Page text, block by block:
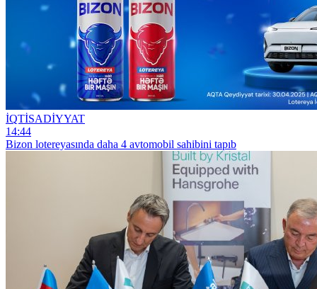
İQTİSADİYYAT
14:44
Bizon lotereyasında daha 4 avtomobil sahibini tapıb